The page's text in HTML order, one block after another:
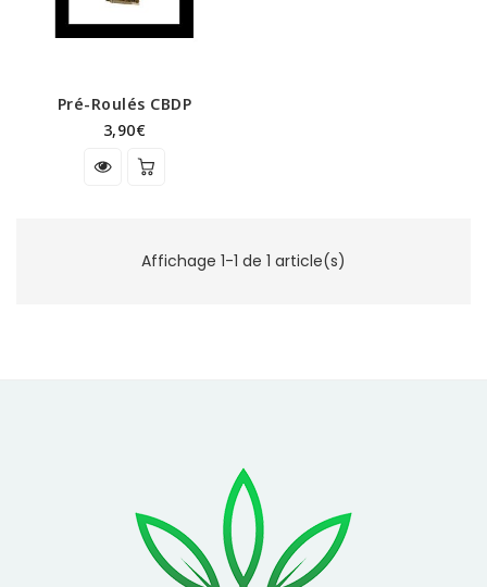
Pré-Roulés CBDP
3,90€
Affichage 1-1 de 1 article(s)